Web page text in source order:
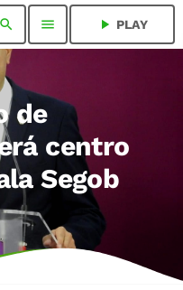
search menu play_arrow PLAY
de
centro
Segob